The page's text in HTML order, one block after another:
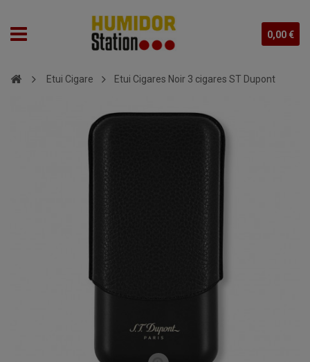
0,00 €
Etui Cigare Etui Cigares Noir 3 cigares ST Dupont